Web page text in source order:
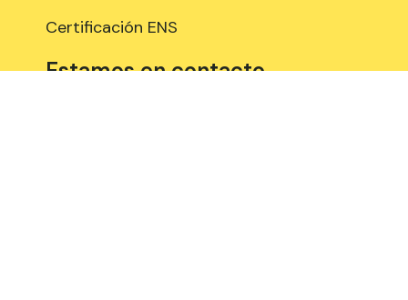
Certificación ENS
Estamos en contacto